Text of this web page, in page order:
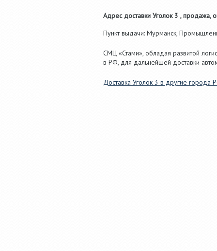
Адрес доставки Уголок 3 , продажа,
Пункт выдачи: Мурманск,
СМЦ «Стами», обладая развитой
в РФ, для дальнейшей доставки
Доставка Уголок 3 в другие города